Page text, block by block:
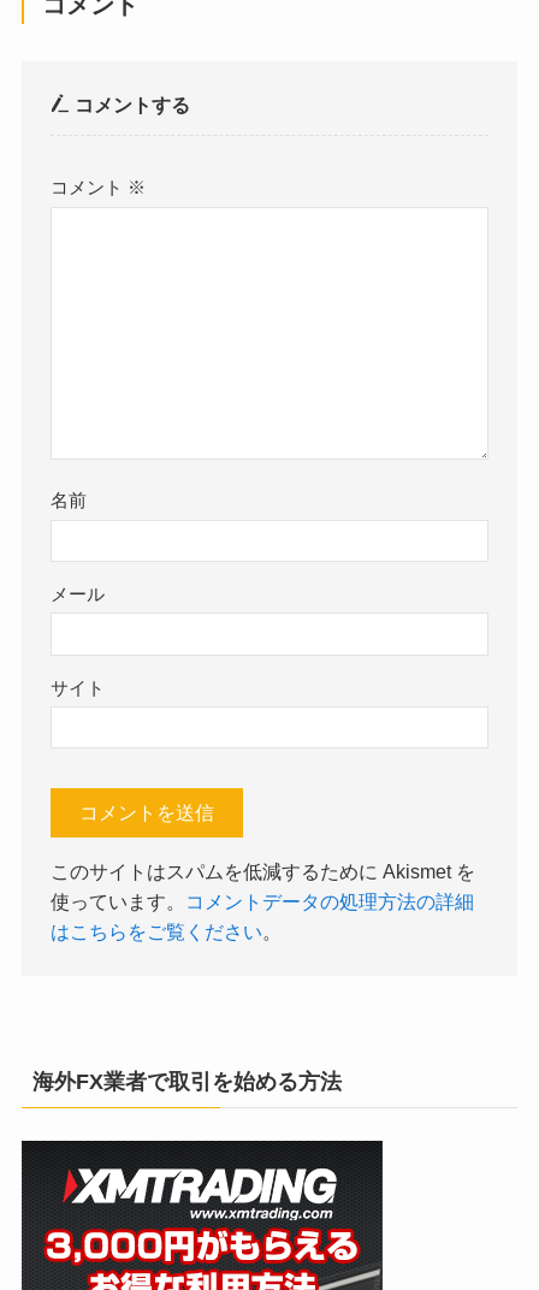
コメント
コメントする
コメント ※
名前
メール
サイト
このサイトはスパムを低減するために Akismet を
使っています。
コメントデータの処理方法の詳細
はこちらをご覧ください。
海外FX業者で取引を始める方法